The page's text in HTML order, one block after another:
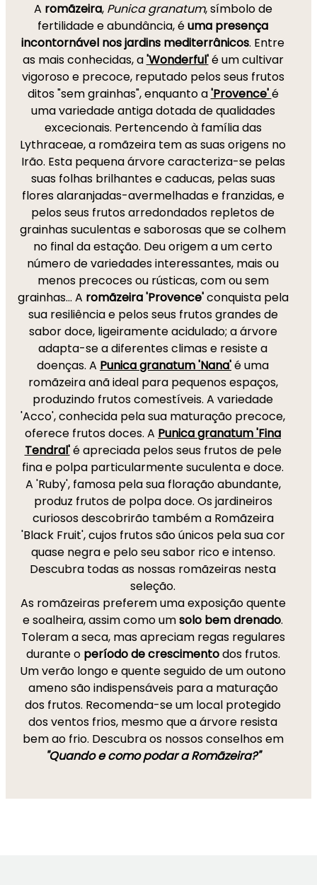
A romãzeira, Punica granatum, símbolo de
fertilidade e abundância, éuma presença
incontornável nos jardins mediterrânicos. Entre
as mais conhecidas, a'Wonderful'é um cultivar
vigoroso e precoce, reputado pelos seus frutos
ditos "sem grainhas", enquanto a'Provence'é
uma variedade antiga dotada de qualidades
excecionais. Pertencendo à família das
Lythraceae, a romãzeira tem as suas origens no
Irão. Esta pequena árvore caracteriza-se pelas
suas folhas brilhantes e caducas, pelas suas
flores alaranjadas-avermelhadas e franzidas, e
pelos seus frutos arredondados repletos de
grainhas suculentas e saborosas que se colhem
no final da estação. Deu origem a um certo
número de variedades interessantes, mais ou
menos precoces ou rústicas, com ou sem
grainhas... A romãzeira 'Provence'conquista pela
sua resiliência e pelos seus frutos grandes de
sabor doce, ligeiramente acidulado; a árvore
adapta-se a diferentes climas e resiste a
doenças. A Punica granatum 'Nana'é uma
romãzeira anã ideal para pequenos espaços,
produzindo frutos comestíveis. A variedade
'Acco', conhecida pela sua maturação precoce,
oferece frutos doces. A Punica granatum 'Fina
Tendral'é apreciada pelos seus frutos de pele
fina e polpa particularmente suculenta e doce.
A 'Ruby', famosa pela sua floração abundante,
produz frutos de polpa doce. Os jardineiros
curiosos descobrirão também a Romãzeira
'Black Fruit', cujos frutos são únicos pela sua cor
quase negra e pelo seu sabor rico e intenso.
Descubra todas as nossas romãzeiras nesta
seleção.
As romãzeiras preferem uma exposição quente
e soalheira, assim como umsolo bem drenado.
Toleram a seca, mas apreciam regas regulares
durante o período de crescimentodos frutos.
Um verão longo e quente seguido de um outono
ameno são indispensáveis para a maturação
dos frutos. Recomenda-se um local protegido
dos ventos frios, mesmo que a árvore resista
bem ao frio. Descubra os nossos conselhos em
"Quando e como podar a Romãzeira?"